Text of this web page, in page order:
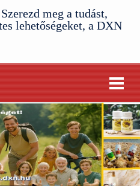
meg a tudást,
lehetőségeket, a DXN